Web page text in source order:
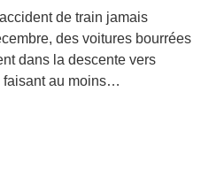
de train jamais
des voitures bourrées
dans la descente vers
faisant au moins…